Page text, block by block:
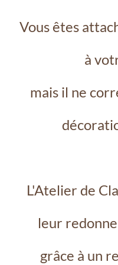
Vous êtes
à
mais il ne
L'Atelier de
leur
grâce à un